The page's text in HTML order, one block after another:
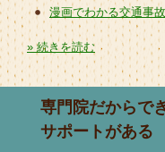
漫画でわかる交通事
» 続きを読む
専門院だからで
サポートがある